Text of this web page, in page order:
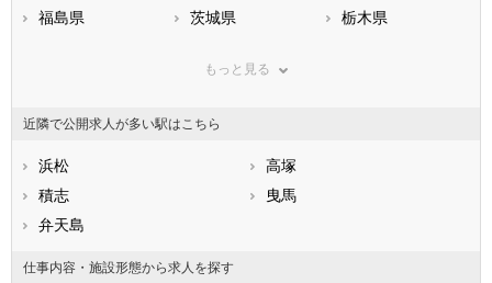
福島県
茨城県
栃木県
神奈川県
石川県
福井県
静岡県
滋賀県
兵庫県
もっと見る
近隣で公開求人が多い駅はこちら
浜松
高塚
積志
曳馬
弁天島
仕事内容・施設形態から求人を探す